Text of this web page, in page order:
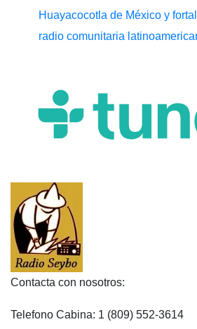
Huayacocotla de México y
radio comunitaria
Contacta con nosotros:
Telefono Cabina: 1 (809) 552-3614